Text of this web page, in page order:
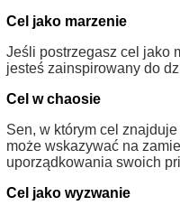
Cel jako marzenie
Jeśli postrzegasz cel jako
jesteś zainspirowany do
Cel w chaosie
Sen, w którym cel
może wskazywać na
uporządkowania swoich
Cel jako wyzwanie